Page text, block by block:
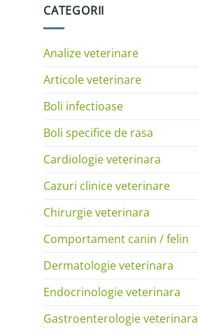
CATEGORII
Analize veterinare
Articole veterinare
Boli infectioase
Boli specifice de rasa
Cardiologie veterinara
Cazuri clinice veterinare
Chirurgie veterinara
Comportament canin / felin
Dermatologie veterinara
Endocrinologie veterinara
Gastroenterologie veterinara